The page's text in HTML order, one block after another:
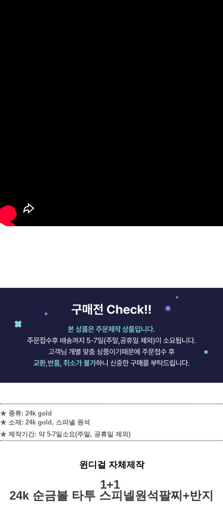
★ 종류: 24k gold
★ 소재: 24k gold, 스피넬 원석
★ 제작기간: 약 5-7일소요(주말, 공휴일 제외)
윈디걸 자체제작
1+1
24k 순금볼 타투 스피넬원석팔찌+반지